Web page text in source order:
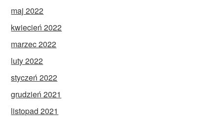
maj 2022
kwiecień 2022
marzec 2022
luty 2022
styczeń 2022
grudzień 2021
listopad 2021